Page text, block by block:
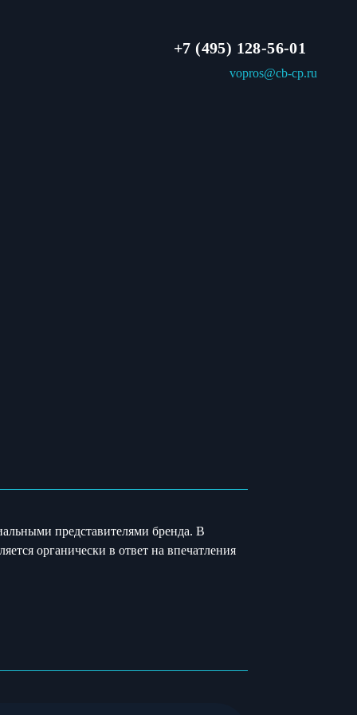
+7 (495) 128-56-01
vopros@cb-cp.ru
представителями бренда. В
органически в ответ на впечатления